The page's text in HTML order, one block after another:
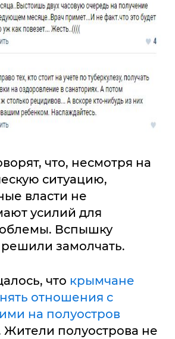
что, несмотря на
ситуацию,
власти не
усилий для
Вспышку
решили замолчать.
что крымчане
отношения с
на полуостров
Жители полуострова не